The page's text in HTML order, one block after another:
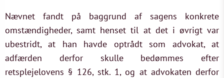
Nævnet fandt på baggrund af sagens konkrete
omstændigheder, samt henset til at det i øvrigt var
ubestridt, at han havde optrådt som advokat, at
adfærden derfor skulle bedømmes efter
retsplejelovens § 126, stk. 1, og at advokaten derfor